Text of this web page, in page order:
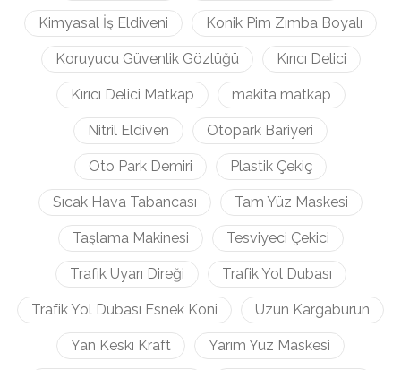
Kimyasal İş Eldiveni Konik Pim Zımba Boyalı
Koruyucu Güvenlik Gözlüğü Kırıcı Delici
Kırıcı Delici Matkap makita matkap
Nitril Eldiven Otopark Bariyeri
Oto Park Demiri Plastik Çekiç
Sıcak Hava Tabancası Tam Yüz Maskesi
Taşlama Makinesi Tesviyeci Çekici
Trafik Uyarı Direği Trafik Yol Dubası
Trafik Yol Dubası Esnek Koni Uzun Kargaburun
Yan Keskı Kraft Yarım Yüz Maskesi